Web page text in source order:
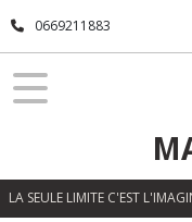
0669211883
LA SEULE LIMITE C'EST